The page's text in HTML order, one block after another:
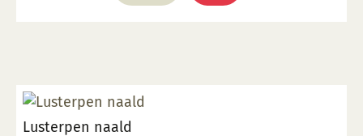
Lusterpen naald